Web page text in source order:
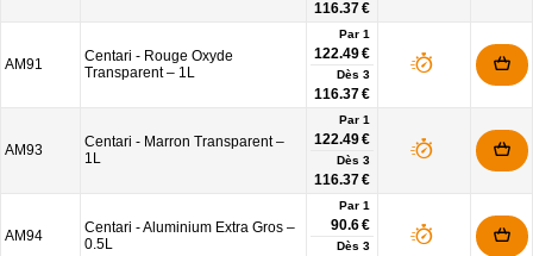
116.37 €
AM91
Centari - Rouge Oxyde
Transparent – 1L
Par 1
122.49 €
Dès 3
116.37 €
AM93
Centari - Marron Transparent –
1L
Par 1
122.49 €
Dès 3
116.37 €
AM94
Centari - Aluminium Extra Gros –
0.5L
Par 1
90.6 €
Dès 3